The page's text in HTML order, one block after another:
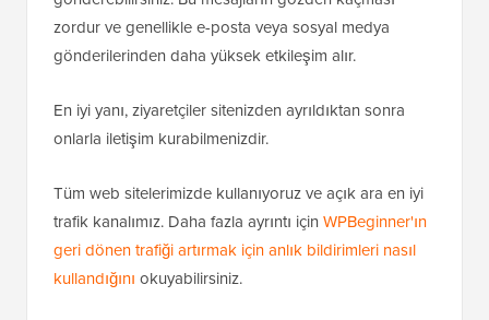
zordur ve genellikle e-posta veya sosyal medya
gönderilerinden daha yüksek etkileşim alır.
En iyi yanı, ziyaretçiler sitenizden ayrıldıktan sonra
onlarla iletişim kurabilmenizdir.
Tüm web sitelerimizde kullanıyoruz ve açık ara en iyi
trafik kanalımız. Daha fazla ayrıntı için WPBeginner'ın
geri dönen trafiği artırmak için anlık bildirimleri nasıl
kullandığını okuyabilirsiniz.